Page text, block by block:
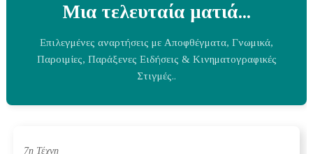
Μια τελευταία ματιά...
Επιλεγμένες αναρτήσεις με Αποφθέγματα, Γνωμικά,
Παροιμίες, Παράξενες Ειδήσεις & Κινηματογραφικές
Στιγμές..
7η Τέχνη